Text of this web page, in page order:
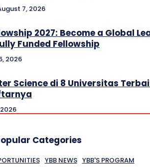
7, 2026
2027: Become a Global
Funded Fellowship
2026
Science di 8 Universitas
Categories
YBB NEWS YBB'S PROGRAM